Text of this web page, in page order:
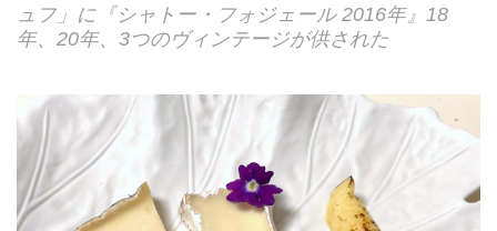
ュフ」に『シャトー・フォジェール 2016年』18
年、20年、3つのヴィンテージが供された